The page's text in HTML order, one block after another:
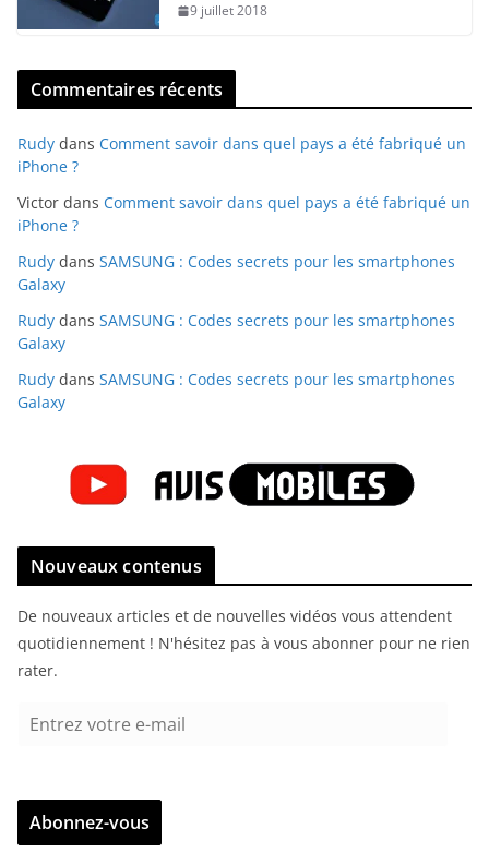
9 juillet 2018
Commentaires récents
Rudy dans Comment savoir dans quel pays a été fabriqué un
iPhone ?
Victor dans Comment savoir dans quel pays a été fabriqué un
iPhone ?
Rudy dans SAMSUNG : Codes secrets pour les smartphones
Galaxy
Rudy dans SAMSUNG : Codes secrets pour les smartphones
Galaxy
Rudy dans SAMSUNG : Codes secrets pour les smartphones
Galaxy
Nouveaux contenus
De nouveaux articles et de nouvelles vidéos vous attendent
quotidiennement ! N'hésitez pas à vous abonner pour ne rien
rater.
r
z
Abonnez-vous